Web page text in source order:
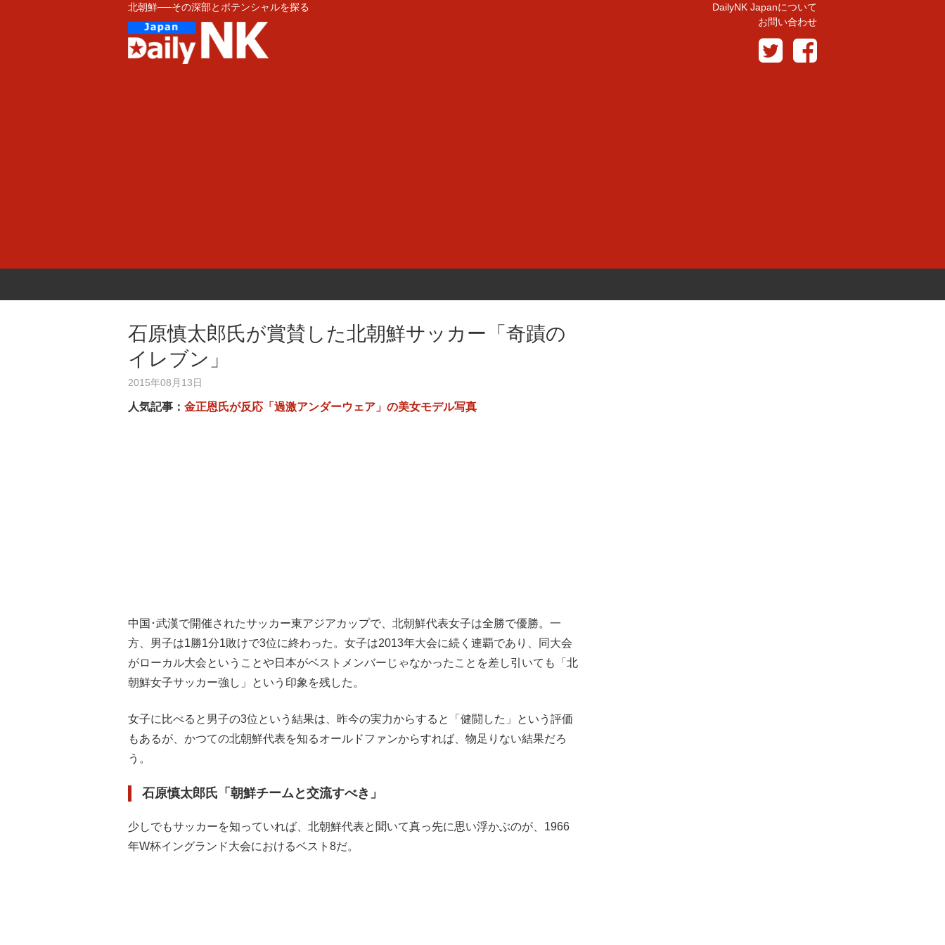
北朝鮮──その深部とポテンシャルを探る
DailyNK Japanについて
お問い合わせ
石原慎太郎氏が賞賛した北朝鮮サッカー「奇蹟の
イレブン」
2015年08月13日
人気記事： 金正恩氏が反応「過激アンダーウェア」の美女モデル写真
中国･武漢で開催されたサッカー東アジアカップで、北朝鮮代表女子は全勝で優勝。一
方、男子は1勝1分1敗けで3位に終わった。女子は2013年大会に続く連覇であり、同大会
がローカル大会ということや日本がベストメンバーじゃなかったことを差し引いても「北
朝鮮女子サッカー強し」という印象を残した。
女子に比べると男子の3位という結果は、昨今の実力からすると「健闘した」という評価
もあるが、かつての北朝鮮代表を知るオールドファンからすれば、物足りない結果だろ
う。
石原慎太郎氏「朝鮮チームと交流すべき」
少しでもサッカーを知っていれば、北朝鮮代表と聞いて真っ先に思い浮かぶのが、1966
年W杯イングランド大会におけるベスト8だ。